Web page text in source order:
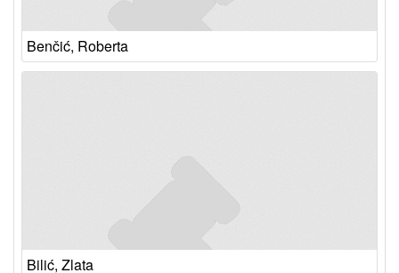
Benčić, Roberta
Bilić, Zlata